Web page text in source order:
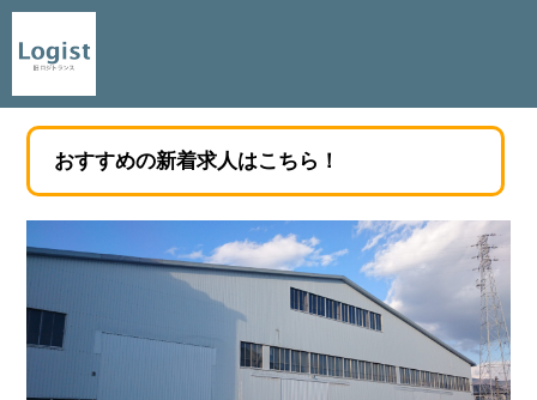
おすすめの新着求人はこちら！